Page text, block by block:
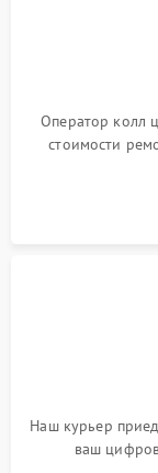
Оператор колл
стоимости
Наш курьер
ваш